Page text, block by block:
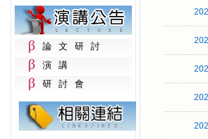
論文研討
演講
研討會